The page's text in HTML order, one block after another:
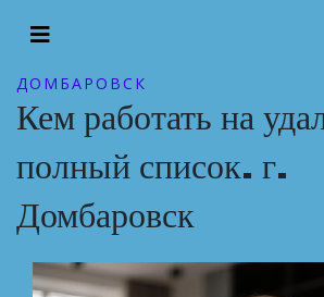
ДОМБАРОВСК
Кем работать на
полный список. г.
Домбаровск